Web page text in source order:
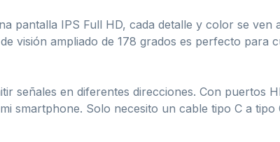
pantalla IPS Full HD, cada detalle y color se ven
visión ampliado de 178 grados es perfecto para
señales en diferentes direcciones. Con puertos
smartphone. Solo necesito un cable tipo C a tipo